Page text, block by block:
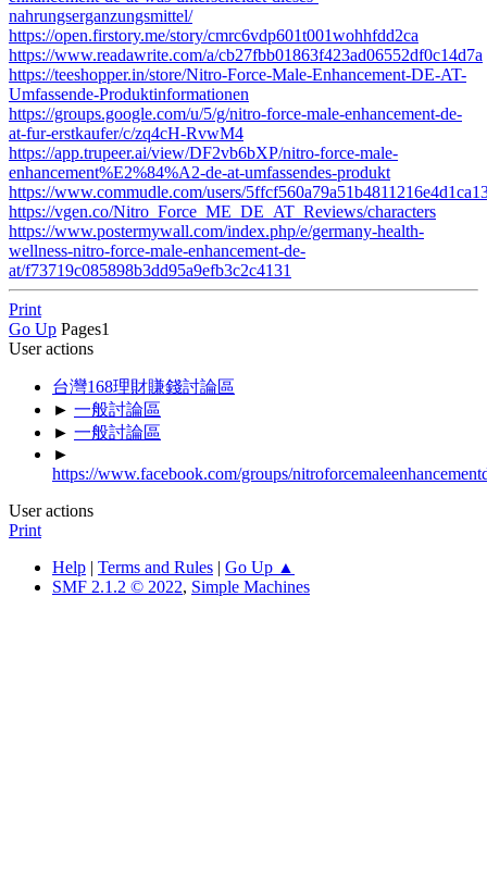
nahrungserganzungsmittel/
https://open.firstory.me/story/cmrc6vdp601t001wohhfdd2ca
https://www.readawrite.com/a/cb27fbb01863f423ad06552df0c14d7a
https://teeshopper.in/store/Nitro-Force-Male-Enhancement-DE-AT-
Umfassende-Produktinformationen
https://groups.google.com/u/5/g/nitro-force-male-enhancement-de-
at-fur-erstkaufer/c/zq4cH-RvwM4
https://app.trupeer.ai/view/DF2vb6bXP/nitro-force-male-
enhancement%E2%84%A2-de-at-umfassendes-produkt
https://www.commudle.com/users/
https://vgen.co/Nitro_Force_ME_DE_AT_Reviews/characters
https://www.postermywall.com/index.php/e/germany-health-
wellness-nitro-force-male-enhancement-de-
at/f73719c085898b3dd95a9efb3c2c4131
Print
Go Up Pages1
User actions
台灣168理財賺錢討論區
► 一般討論區
► 一般討論區
►
https://www.facebook.com/groups/
User actions
Print
Help | Terms and Rules | Go Up ▲
SMF 2.1.2 © 2022, Simple Machines